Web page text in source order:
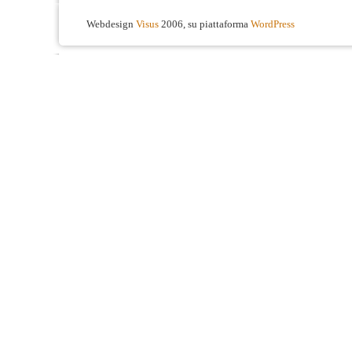
Webdesign Visus 2006, su piattaforma WordPress